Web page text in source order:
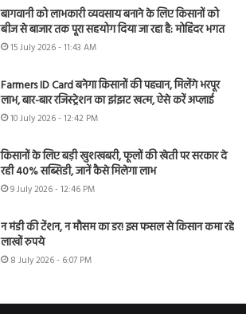
बागवानी को लाभकारी व्यवसाय बनाने के लिए किसानों को
बीज से बाजार तक पूरा सहयोग दिया जा रहा है: मोहिंदर भगत
15 July 2026 - 11:43 AM
Farmers ID Card बनेगा किसानों की पहचान, मिलेंगे भरपूर
लाभ, बार-बार रजिस्ट्रेशन का झंझट खत्म, ऐसे करें अप्लाई
10 July 2026 - 12:42 PM
किसानों के लिए बड़ी खुशखबरी, फूलों की खेती पर सरकार दे
रही 40% सब्सिडी, जानें कैसे मिलेगा लाभ
9 July 2026 - 12:46 PM
न मंडी की टेंशन, न मौसम का डर! इस फसल से किसान कमा रहे
लाखों रुपये
8 July 2026 - 6:07 PM